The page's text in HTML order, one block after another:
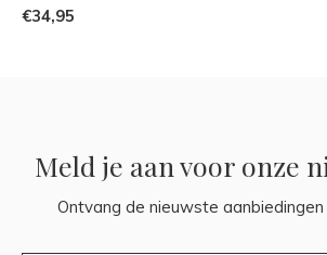
€34,95
Meld je aan voor onze
Ontvang de nieuwste